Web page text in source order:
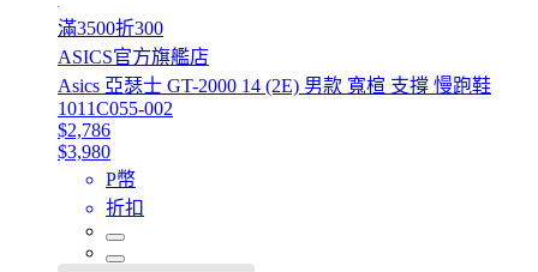
滿3500折300
ASICS官方旗艦店
Asics 亞瑟士 GT-2000 14 (2E) 男款 寬楦 支撐 慢跑鞋
1011C055-002
$2,786
$3,980
P幣
折扣